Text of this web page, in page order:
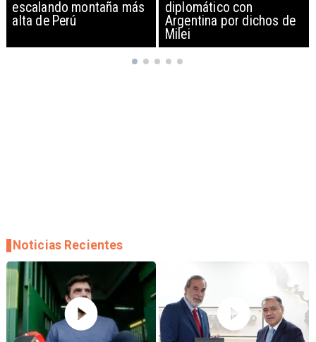
diplomático con
Argentina por dichos de
exportación de drones a
EEUU y sanciona
empresas
Noticias Recientes